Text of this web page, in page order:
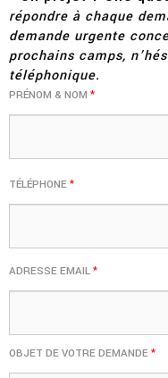
répondre à chaque
demande urgente
prochains camps,
téléphonique.
PRÉNOM & NOM *
TÉLÉPHONE*
ADRESSE EMAIL*
OBJET DE VOTRE DEMANDE*